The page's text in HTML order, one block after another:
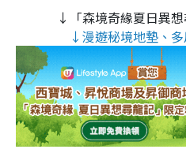
↓「森境奇緣夏日異
↓漫遊秘境地墊、